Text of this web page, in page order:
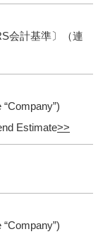
会計基準〕（連
Estimate